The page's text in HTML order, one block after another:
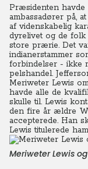
Præsidenten havde
ambassadører på,
af videnskabelig
dyrelivet og de
store prærie. Det
indianerstammer
forbindelser - ikke
pelshandel.
Meriweter Lewis
havde alle de
skulle til. Lewis
den fire år ældre
accepterede. Han
Lewis titulerede
Meriweter Lewis